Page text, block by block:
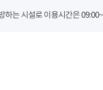
는 시설로 이용시간은